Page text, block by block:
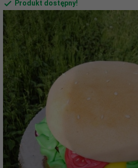
Produkt dostępny!